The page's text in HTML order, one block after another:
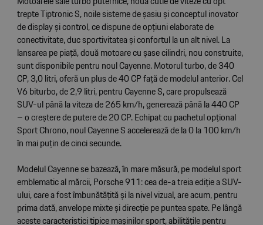
trepte Tiptronic S, noile sisteme de șasiu și conceptul inovator
de display și control, ce dispune de opțiuni elaborate de
conectivitate, duc sportivitatea și confortul la un alt nivel. La
lansarea pe piață, două motoare cu șase cilindri, nou construite,
sunt disponibile pentru noul Cayenne. Motorul turbo, de 340
CP, 3,0 litri, oferă un plus de 40 CP față de modelul anterior. Cel
V6 biturbo, de 2,9 litri, pentru Cayenne S, care propulsează
SUV-ul până la viteza de 265 km/h, generează până la 440 CP
– o creștere de putere de 20 CP. Echipat cu pachetul opțional
Sport Chrono, noul Cayenne S accelerează de la 0 la 100 km/h
în mai puțin de cinci secunde.
Modelul Cayenne se bazează, în mare măsură, pe modelul sport
emblematic al mărcii, Porsche 911: cea de-a treia ediție a SUV-
ului, care a fost îmbunătățită și la nivel vizual, are acum, pentru
prima dată, anvelope mixte și direcție pe puntea spate. Pe lângă
aceste caracteristici tipice mașinilor sport, abilitățile pentru